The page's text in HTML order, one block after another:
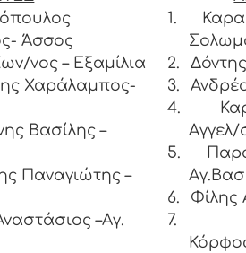
Άσσος
νος – Εξαμίλια
Χαράλαμπος-
Βασίλης –
Παναγιώτης –
–Αγ.
1.
2.
3.
4.
Αγγελ/
5.
6.
Φίλης
7.